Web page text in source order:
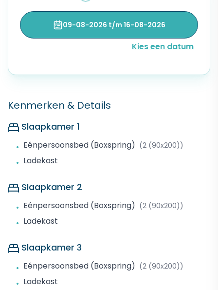
Kenmerken & Details
Slaapkamer 1
• Eénpersoonsbed (Boxspring) (2 (90x200))
• Ladekast
Slaapkamer 2
• Eénpersoonsbed (Boxspring) (2 (90x200))
• Ladekast
Slaapkamer 3
• Eénpersoonsbed (Boxspring) (2 (90x200))
• Ladekast
09-08-2026 t/m 16-08-2026
Kies een datum